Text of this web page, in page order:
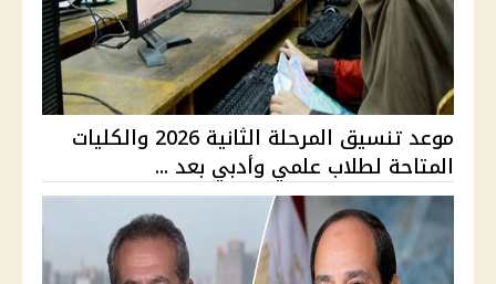
موعد تنسيق المرحلة الثانية 2026 والكليات
المتاحة لطلاب علمي وأدبي بعد ...